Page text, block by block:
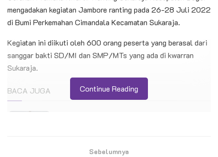
mengadakan kegiatan Jambore ranting pada 26-28 Juli 2022
di Bumi Perkemahan Cimandala Kecamatan Sukaraja.
Kegiatan ini diikuti oleh 600 orang peserta yang berasal dari
sanggar bakti SD/MI dan SMP/MTs yang ada di kwarran
Sukaraja.
BACA JUGA Continue Reading
Sebelumnya